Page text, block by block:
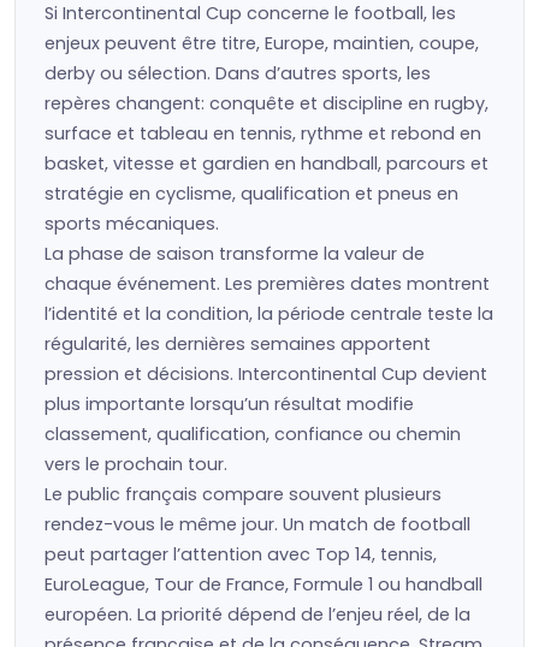
Si Intercontinental Cup concerne le football, les
enjeux peuvent être titre, Europe, maintien, coupe,
derby ou sélection. Dans d’autres sports, les
repères changent: conquête et discipline en rugby,
surface et tableau en tennis, rythme et rebond en
basket, vitesse et gardien en handball, parcours et
stratégie en cyclisme, qualification et pneus en
sports mécaniques.
La phase de saison transforme la valeur de
chaque événement. Les premières dates montrent
l’identité et la condition, la période centrale teste la
régularité, les dernières semaines apportent
pression et décisions. Intercontinental Cup devient
plus importante lorsqu’un résultat modifie
classement, qualification, confiance ou chemin
vers le prochain tour.
Le public français compare souvent plusieurs
rendez-vous le même jour. Un match de football
peut partager l’attention avec Top 14, tennis,
EuroLeague, Tour de France, Formule 1 ou handball
européen. La priorité dépend de l’enjeu réel, de la